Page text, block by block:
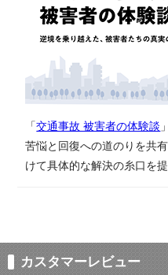
「交通事故 被害者の体験談
苦悩と​回復への​道のりを​共
けて具体的な​解決の​糸口を​
カスタマーレビュー